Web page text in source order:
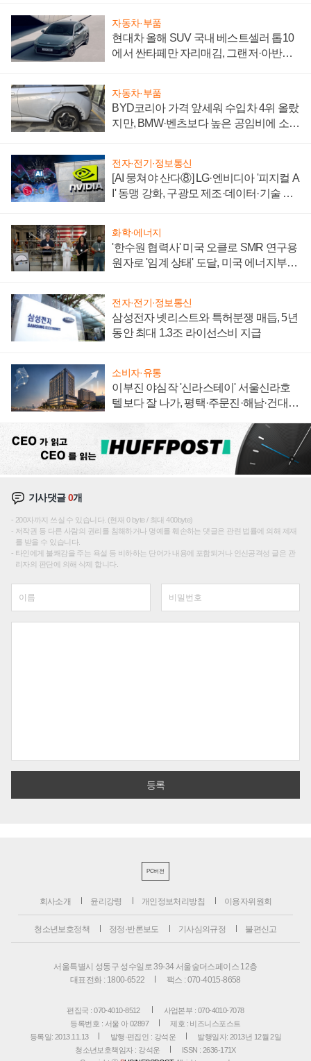
자동차·부품
현대차 올해 SUV 국내 베스트셀러 톱10
에서 싼타페만 자리매김, 그랜저·아반떼
자동차·부품
BYD코리아 가격 앞세워 수입차 4위 올랐
지만, BMW·벤츠보다 높은 공임비에 소비
전자·전기·정보통신
[AI 뭉쳐야 산다⑧] LG·엔비디아 '피지컬 A
I' 동맹 강화, 구광모 제조·데이터·기술 결
화학·에너지
'한수원 협력사' 미국 오클로 SMR 연구용
원자로 '임계 상태' 도달, 미국 에너지부
전자·전기·정보통신
삼성전자 넷리스트와 특허분쟁 매듭, 5년
동안 최대 1.3조 라이선스비 지급
소비자·유통
이부진 야심작 '신라스테이' 서울신라호
텔보다 잘 나가, 평택·주문진·해남·건대로
기사댓글0개
200자까지 쓰실 수 있습니다. (현재 0 byte / 최대 400byte)
저작권 등 다른 사람의 권리를 침해하거나 명예를 훼손하는 댓글은 관련 법률에 의해 제재
를 받을 수 있습니다.
타인에게 불쾌감을 주는 욕설 등 비하하는 단어가 내용에 포함되거나 인신공격성 글은 관
리자의 판단에 의해 삭제 합니다.
PC버전
회사소개 윤리강령 개인정보처리방침 이용자위원회
청소년보호정책 정정·반론보도 기사심의규정 불편신고
서울특별시 성동구 성수일로 39-34 서울숲더스페이스 12층
대표전화 : 1800-6522
팩스 : 070-4015-8658
편집국 : 070-4010-8512
사업본부 : 070-4010-7078
등록번호 : 서울 아 02897
제호 : 비즈니스포스트
등록일: 2013.11.13
발행·편집인 : 강석운
발행일자: 2013년 12월 2일
청소년보호책임자 : 강석운
ISSN : 2636-171X